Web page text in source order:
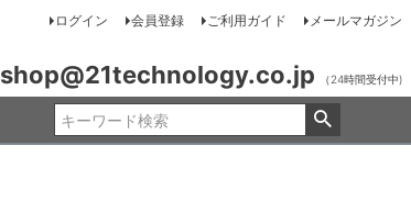
ログイン 会員登録 ご利用ガイド メールマガジン
shop@21technology.co.jp （24時間受付中)